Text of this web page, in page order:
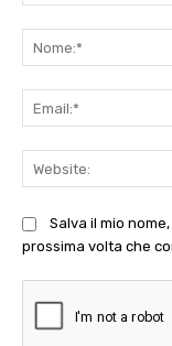
Salva il mio
prossima volta che